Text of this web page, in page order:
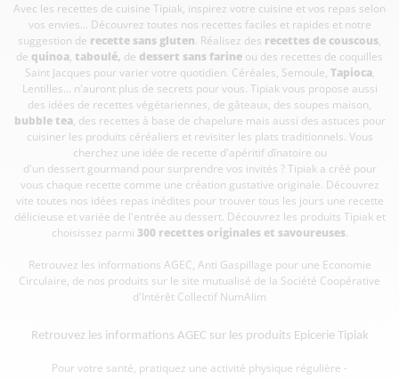
Avec les recettes de cuisine Tipiak, inspirez votre cuisine et vos repas selon
vos envies... Découvrez toutes nos recettes faciles et rapides et notre
suggestion de recette sans gluten. Réalisez des recettes de couscous,
de quinoa, taboulé, de dessert sans farine ou des recettes de coquilles
Saint Jacques pour varier votre quotidien. Céréales, Semoule, Tapioca,
Lentilles... n'auront plus de secrets pour vous. Tipiak vous propose aussi
des idées de recettes végétariennes, de gâteaux, des soupes maison,
bubble tea, des recettes à base de chapelure mais aussi des astuces pour
cuisiner les produits céréaliers et revisiter les plats traditionnels. Vous
cherchez une idée de recette d'apéritif dînatoire ou
d'un dessert gourmand pour surprendre vos invités ? Tipiak a créé pour
vous chaque recette comme une création gustative originale. Découvrez
vite toutes nos idées repas inédites pour trouver tous les jours une recette
délicieuse et variée de l'entrée au dessert. Découvrez les produits Tipiak et
choisissez parmi 300 recettes originales et savoureuses.
Retrouvez les informations AGEC, Anti Gaspillage pour une Economie
Circulaire, de nos produits sur le site mutualisé de la Société Coopérative
d'Intérêt Collectif NumAlim
Retrouvez les informations AGEC sur les produits Epicerie Tipiak
Pour votre santé, pratiquez une activité physique régulière -